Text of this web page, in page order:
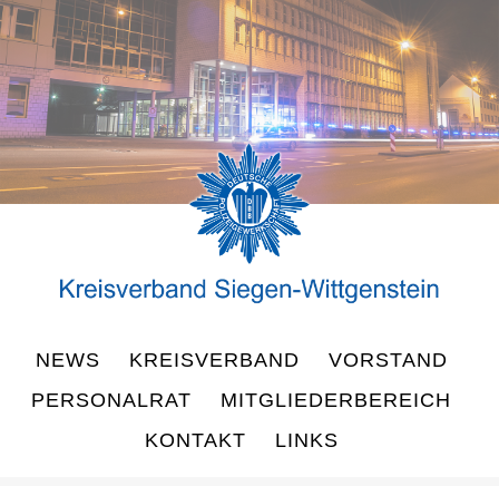
NEWS KREISVERBAND
VORSTAND
PERSONALRAT
MITGLIEDERBEREICH
KONTAKT
LINKS